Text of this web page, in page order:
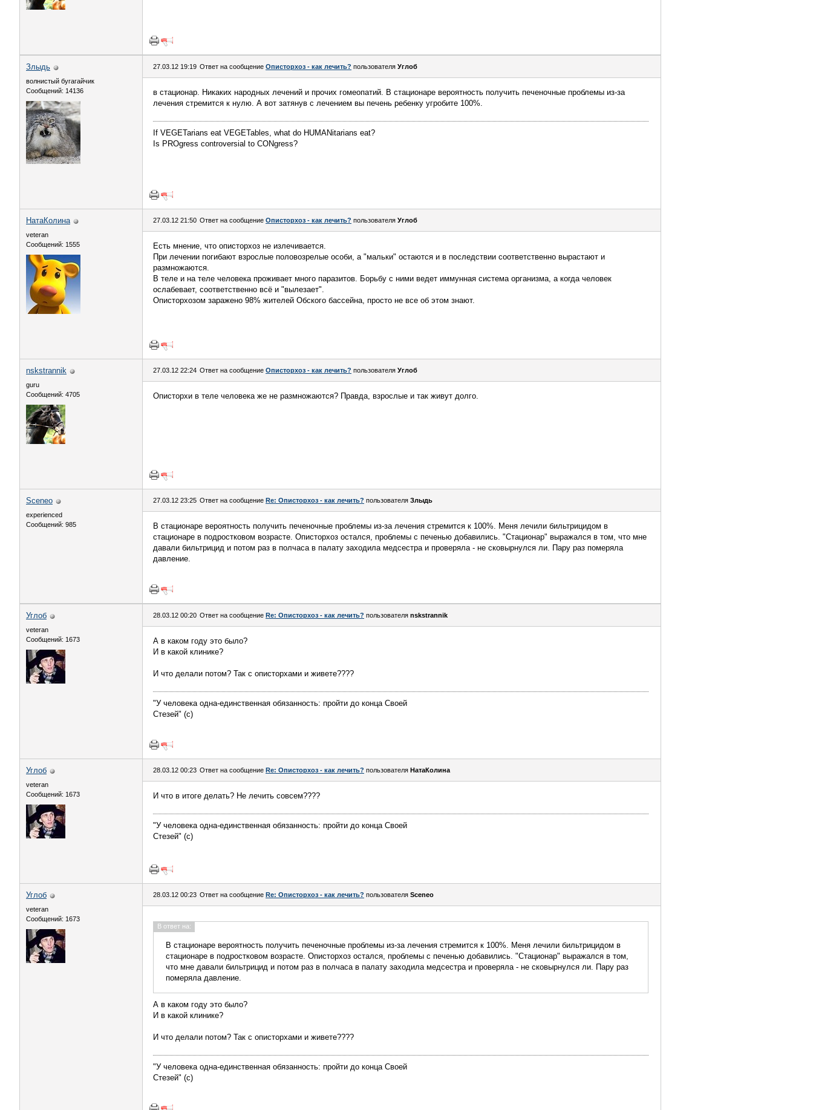
Злыдь
волнистый бугагайчик
Сообщений: 14136
27.03.12 19:19 Ответ на сообщение Описторхоз - как лечить? пользователя Углоб
в стационар. Никаких народных лечений и прочих гомеопатий. В стационаре вероятность получить печеночные проблемы из-за
лечения стремится к нулю. А вот затянув с лечением вы печень ребенку угробите 100%.
If VEGETarians eat VEGETables, what do HUMANitarians eat?
Is PROgress controversial to CONgress?
НатаКолина
veteran
Сообщений: 1555
27.03.12 21:50 Ответ на сообщение Описторхоз - как лечить? пользователя Углоб
Есть мнение, что описторхоз не излечивается.
При лечении погибают взрослые половозрелые особи, а "мальки" остаются и в последствии соответственно вырастают и
размножаются.
В теле и на теле человека проживает много паразитов. Борьбу с ними ведет иммунная система организма, а когда человек
ослабевает, соответственно всё и "вылезает".
Описторхозом заражено 98% жителей Обского бассейна, просто не все об этом знают.
nskstrannik
guru
Сообщений: 4705
27.03.12 22:24 Ответ на сообщение Описторхоз - как лечить? пользователя Углоб
Описторхи в теле человека же не размножаются? Правда, взрослые и так живут долго.
Sceneo
experienced
Сообщений: 985
27.03.12 23:25 Ответ на сообщение Re: Описторхоз - как лечить? пользователя Злыдь
В стационаре вероятность получить печеночные проблемы из-за лечения стремится к 100%. Меня лечили бильтрицидом в
стационаре в подростковом возрасте. Описторхоз остался, проблемы с печенью добавились. "Стационар" выражался в том, что мне
давали бильтрицид и потом раз в полчаса в палату заходила медсестра и проверяла - не сковырнулся ли. Пару раз померяла
давление.
Углоб
veteran
Сообщений: 1673
28.03.12 00:20 Ответ на сообщение Re: Описторхоз - как лечить? пользователя nskstrannik
А в каком году это было?
И в какой клинике?
И что делали потом? Так с описторхами и живете????
"У человека одна-единственная обязанность: пройти до конца Своей
Стезей" (с)
Углоб
veteran
Сообщений: 1673
28.03.12 00:23 Ответ на сообщение Re: Описторхоз - как лечить? пользователя НатаКолина
И что в итоге делать? Не лечить совсем????
"У человека одна-единственная обязанность: пройти до конца Своей
Стезей" (с)
Углоб
veteran
Сообщений: 1673
28.03.12 00:23 Ответ на сообщение Re: Описторхоз - как лечить? пользователя Sceneo
В ответ на:
В стационаре вероятность получить печеночные проблемы из-за лечения стремится к 100%. Меня лечили бильтрицидом в
стационаре в подростковом возрасте. Описторхоз остался, проблемы с печенью добавились. "Стационар" выражался в том,
что мне давали бильтрицид и потом раз в полчаса в палату заходила медсестра и проверяла - не сковырнулся ли. Пару раз
померяла давление.
А в каком году это было?
И в какой клинике?
И что делали потом? Так с описторхами и живете????
"У человека одна-единственная обязанность: пройти до конца Своей
Стезей" (с)